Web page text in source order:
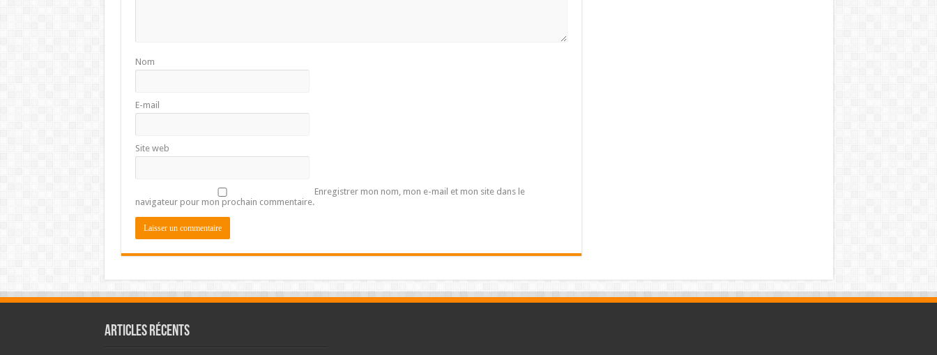
Nom
E-mail
Site web
Enregistrer mon nom, mon e-mail et mon site dans le
navigateur pour mon prochain commentaire.
Articles récents